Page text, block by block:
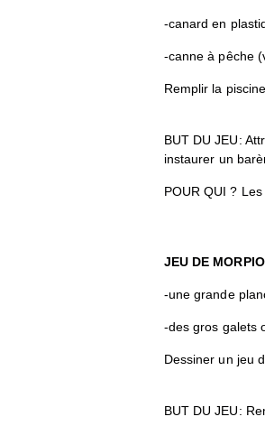
-canard en
-canne à pêche
Remplir la
BUT DU JEU:
instaurer un
POUR QUI ?
JEU DE
-une grande
-des gros galets
Dessiner un jeu
BUT DU JEU: